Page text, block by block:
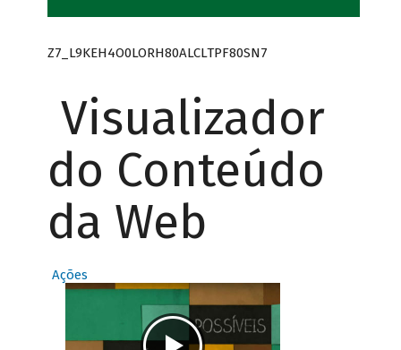
Z7_L9KEH4O0LORH80ALCLTPF80SN7
Visualizador
do Conteúdo
da Web
Ações